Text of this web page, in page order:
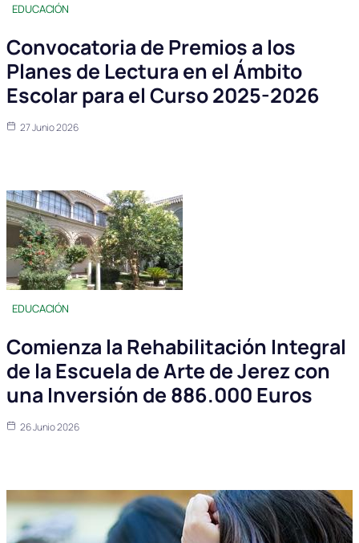
EDUCACIÓN
Convocatoria de Premios a los
Planes de Lectura en el Ámbito
Escolar para el Curso 2025-2026
27 Junio 2026
EDUCACIÓN
Comienza la Rehabilitación Integral
de la Escuela de Arte de Jerez con
una Inversión de 886.000 Euros
26 Junio 2026